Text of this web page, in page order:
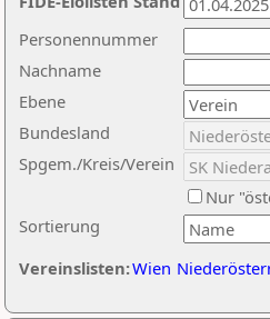
Nachname
Ebene
Sortierung
Personennummer
Bundesland
Spgem./Kreis/Verein
Nur
Vereinslisten:Wien